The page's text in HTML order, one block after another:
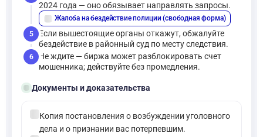
2024 года — оно обязывает направлять запросы.
Жалоба на бездействие полиции (свободная форма)
5
Если вышестоящие органы откажут, обжалуйте
бездействие в районный суд по месту следствия.
6
Не ждите — биржа может разблокировать счет
мошенника; действуйте без промедления.
folder_openДокументы и доказательства
check_circle
Копия постановления о возбуждении уголовного
дела и о признании вас потерпевшим.